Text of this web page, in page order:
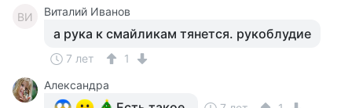
ВИ Виталий Иванов
а рука к смайликам тянется. рукоблудие
7 лет
1
Александра